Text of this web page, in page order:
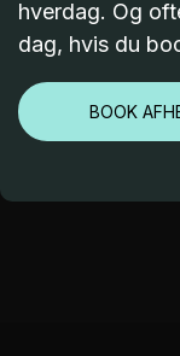
hverdag. Og
dag, hvis du
BOOK